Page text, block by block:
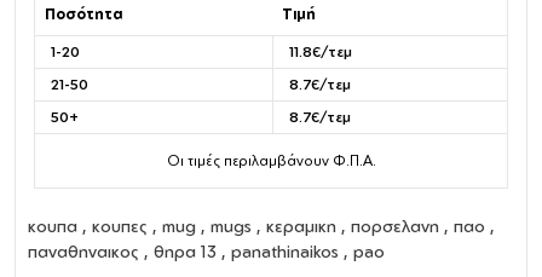
Ποσότητα Τιμή
1-20
11.8€/τεμ
21-50
8.7€/τεμ
50+
8.7€/τεμ
Οι τιμές περιλαμβάνουν Φ.Π.Α.
κουπα , κουπες , mug , mugs , κεραμικη , πορσελανη , παο ,
παναθηναικος , θηρα 13 , panathinaikos , pao